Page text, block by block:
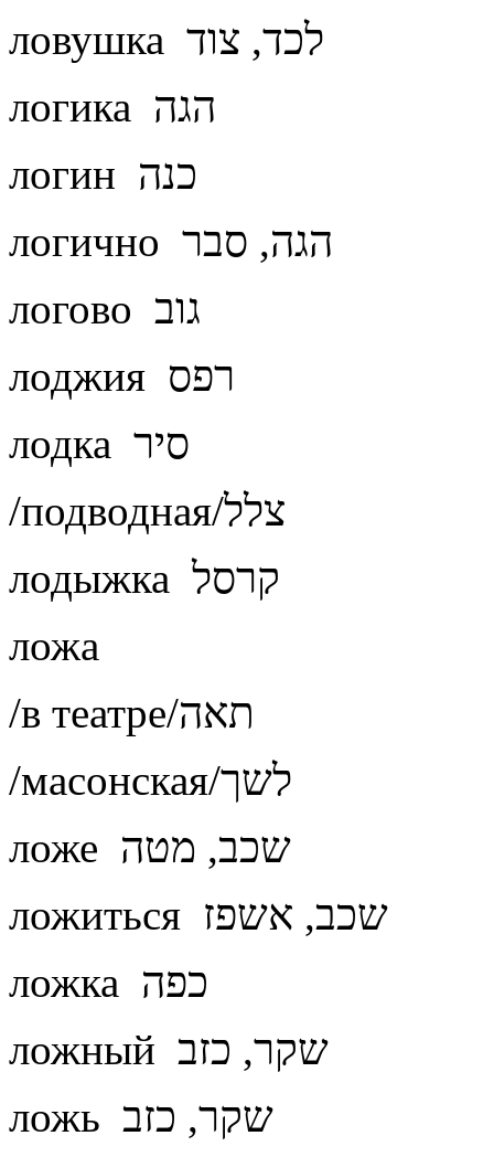
ловушка לכד, צוד
логика הגה
логин כנה
логично הגה, סבר
логово גוב
лоджия רפס
лодка סיר
/подводная/צלל
лодыжка קרסל
ложа
/в театре/תאה
/масонская/לשך
ложе שכב, מטה
ложиться שכב, אשפז
ложка כפה
ложный שקר, כזב
ложь שקר, כזב